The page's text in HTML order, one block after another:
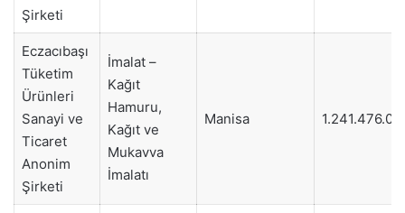
Şirketi
Eczacıbaşı
Tüketim
Ürünleri
Sanayi ve
Ticaret
Anonim
Şirketi
İmalat –
Kağıt
Hamuru,
Kağıt ve
Mukavva
İmalatı
Manisa